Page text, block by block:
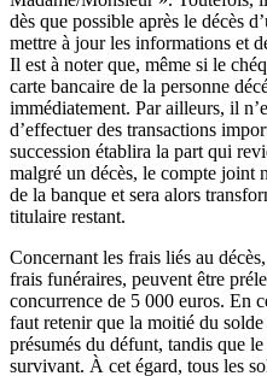
dès que possible après le décès
mettre à jour les informations et
Il est à noter que, même si le
carte bancaire de la personne
immédiatement. Par ailleurs, il
d’effectuer des transactions
succession établira la part qui
malgré un décès, le compte joint
de la banque et sera alors
titulaire restant.
Concernant les frais liés au
frais funéraires, peuvent être
concurrence de 5 000 euros. En
faut retenir que la moitié du
présumés du défunt, tandis que
survivant. À cet égard, tous les